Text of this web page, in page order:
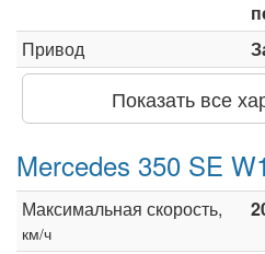
Привод
Показать все
Mercedes 350 SE
Максимальная скорость,
км/ч